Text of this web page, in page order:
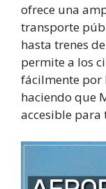
ofrece una
transporte
hasta trenes
permite a los
fácilmente por
haciendo que
accesible para